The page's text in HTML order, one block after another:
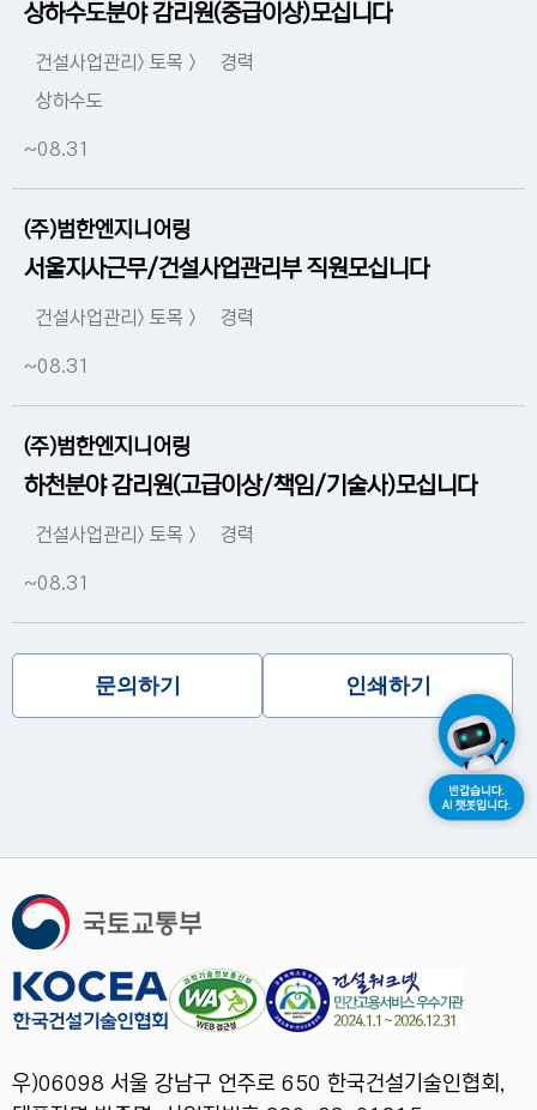
상하수도분야 감리원(중급이상)모십니다
건설사업관리> 토목 >
상하수도
경력
~08.31
(주)범한엔지니어링
서울지사근무/건설사업관리부 직원모십니다
건설사업관리> 토목 > 경력
~08.31
(주)범한엔지니어링
하천분야 감리원(고급이상/책임/기술사)모십니다
건설사업관리> 토목 > 경력
~08.31
문의하기 인쇄하기
우)06098 서울 강남구 언주로 650 한국건설기술인협회,